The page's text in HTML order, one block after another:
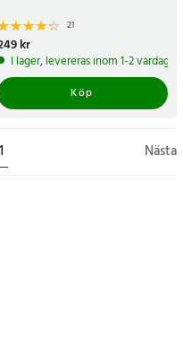
21
:249 kr
kr
I lager, levereras inom 1-2 vardagar
Köp
1 Nästa